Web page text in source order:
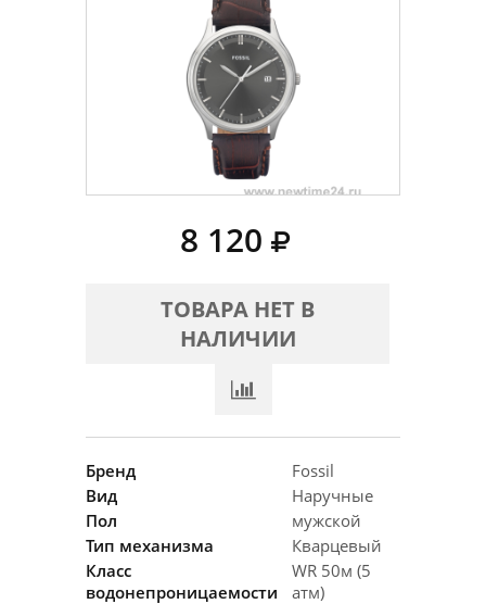
8 120
ТОВАРА НЕТ В
НАЛИЧИИ
Бренд
Fossil
Вид
Наручные
Пол
мужской
Тип механизма
Кварцевый
Класс
водонепроницаемости
WR 50м (5
атм)